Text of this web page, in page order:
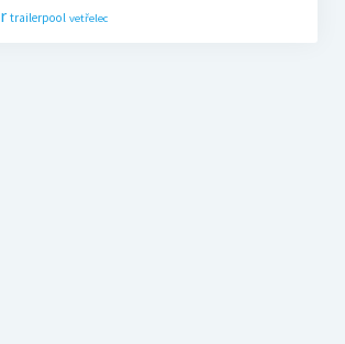
trailerpool vetřelec